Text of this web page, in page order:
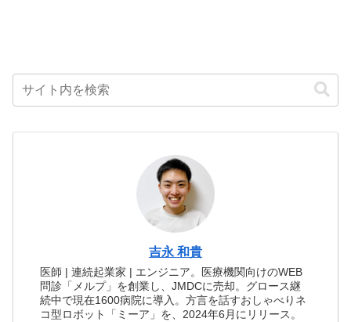
吉永 和貴
医師 | 連続起業家 | エンジニア。医療機関向けのWEB
問診「メルプ」を創業し、JMDCに売却。グロース継
続中で現在1600病院に導入。方言を話すおしゃべりネ
コ型ロボット「ミーア」を、2024年6月にリリース。